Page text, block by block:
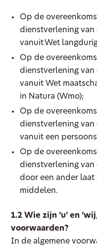
Op de
dienstverlening van
vanuit Wet
Op de
dienstverlening van
vanuit Wet
in Natura (Wmo);
Op de
dienstverlening
vanuit een
Op de
dienstverlening
door een ander laat
middelen.
1.2 Wie zijn ‘u’ en
voorwaarden?
In de algemene